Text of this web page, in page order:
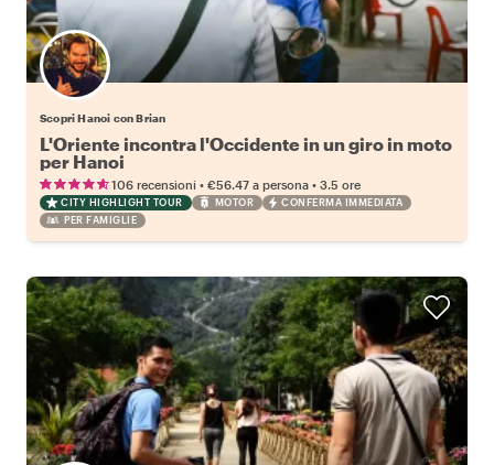
Scopri Hanoi con Brian
L'Oriente incontra l'Occidente in un giro in moto
per Hanoi
106 recensioni • €56.47 a persona • 3.5 ore
CITY HIGHLIGHT TOUR MOTOR
CONFERMA IMMEDIATA
PER FAMIGLIE